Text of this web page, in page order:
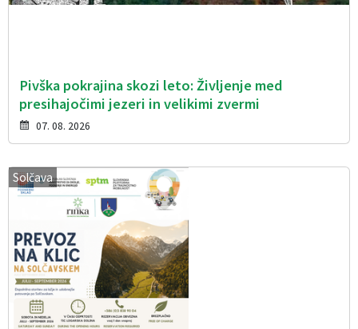
Pivška pokrajina skozi leto: Življenje med
presihajočimi jezeri in velikimi zvermi
07. 08. 2026
Solčava